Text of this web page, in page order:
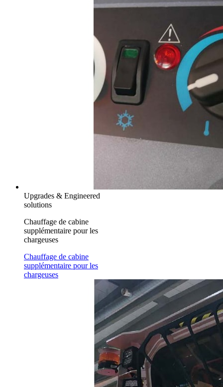
Upgrades & Engineered
solutions
Chauffage de cabine
supplémentaire pour les
chargeuses
Chauffage de cabine
supplémentaire pour les
chargeuses